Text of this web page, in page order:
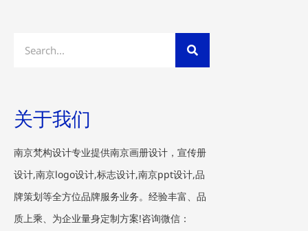
Search
关于我们
南京梵构设计专业提供南京画册设计，宣传册
设计,南京logo设计,标志设计,南京ppt设计,品
牌策划等全方位品牌服务业务。经验丰富、品
质上乘、为企业量身定制方案!咨询微信：